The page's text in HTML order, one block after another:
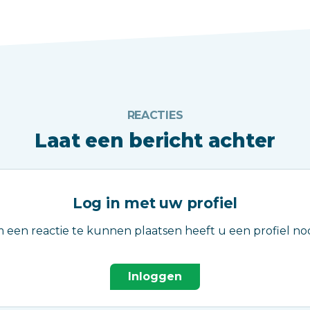
REACTIES
Laat een bericht achter
Log in met uw profiel
een reactie te kunnen plaatsen heeft u een profiel
Inloggen